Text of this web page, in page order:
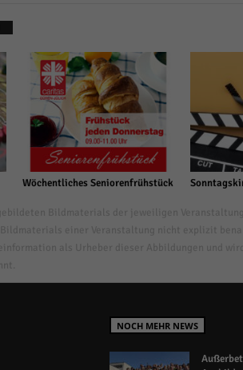
Wöchentliches Seniorenfrühstück
NOCH MEHR NEWS